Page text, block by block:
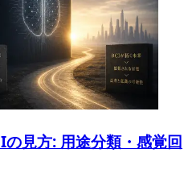
見方: 用途分類・感覚回